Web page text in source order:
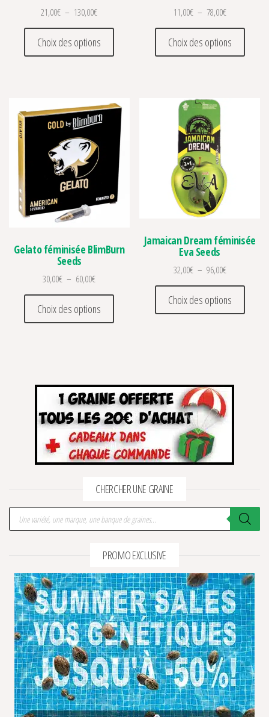
21,00€ – 130,00€Plage de prix : 21,00€ à 130,00€
Choix des options
Ce produit a plusieurs variations. Les
11,00€ – 78,00€Plage de prix
Choix des options
Ce
Gelato féminisée BlimBurn
Seeds
30,00€ – 60,00€Plage de prix : 30,00€ à 60,00€
Choix des options
Ce produit a plusieurs variations. Les
Jamaican Dream féminisée
Eva Seeds
32,00€ – 96,00€Plage de prix
Choix des options
Ce
CHERCHER UNE GRAINE
Recherche de produits
PROMO EXCLUSIVE